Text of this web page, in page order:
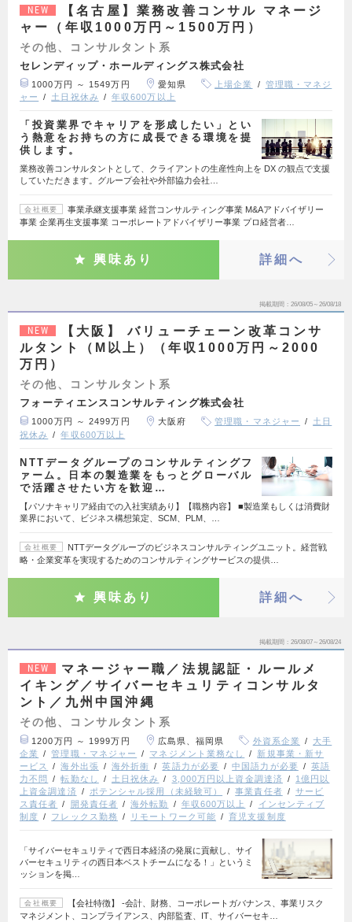
NEW
【名古屋】業務改善コンサル マネージ
ャー（年収1000万円～1500万円）
その他、コンサルタント系
セレンディップ・ホールディングス株式会社
1000万円 ～ 1549万円 愛知県 上場企業
管理職・マネジ
ャー
土日祝休み 年収600万以上
「投資業界でキャリアを形成したい」とい
う熱意をお持ちの方に成長できる環境を提
供します。
業務改善コンサルタントとして、クライアントの生産性向上を DX の観点で支援
していただきます。グループ会社や外部協力会社…
会社概要
事業承継支援事業 経営コンサルティング事業 M&Aアドバイザリー
事業 企業再生支援事業 コーポレートアドバイザリー事業 プロ経営者…
興味あり 詳細へ
掲載期間 26/08/05～26/08/18
NEW
【大阪】 バリューチェーン改革コンサ
ルタント（M以上）（年収1000万円～2000
万円）
その他、コンサルタント系
フォーティエンスコンサルティング株式会社
1000万円 ～ 2499万円 大阪府 管理職・マネジャー
土日
祝休み
年収600万以上
NTTデータグループのコンサルティングフ
ァーム。日本の製造業をもっとグローバル
で活躍させたい方を歓迎…
【パソナキャリア経由での入社実績あり】【職務内容】 ■製造業もしくは消費財
業界において、ビジネス構想策定、SCM、PLM、…
会社概要
NTTデータグループのビジネスコンサルティングユニット。経営戦
略・企業変革を実現するためのコンサルティングサービスの提供…
興味あり 詳細へ
掲載期間 26/08/07～26/08/24
NEW
マネージャー職／法規認証・ルールメ
イキング／サイバーセキュリティコンサルタ
ント／九州中国沖縄
その他、コンサルタント系
1200万円 ～ 1999万円 広島県、福岡県 外資系企業
大手
企業
管理職・マネジャー マネジメント業務なし
新規事業・新サ
ービス
海外出張 海外折衝 英語力が必要 中国語力が必要
英語
力不問
転勤なし 土日祝休み 3,000万円以上資金調達済
1億円以
上資金調達済
ポテンシャル採用（未経験可） 事業責任者
サービ
ス責任者
開発責任者 海外転勤 年収600万以上
インセンティブ
制度
フレックス勤務 リモートワーク可能 育児支援制度
「サイバーセキュリティで西日本経済の発展に貢献し、サイ
バーセキュリティの西日本ベストチームになる！」というミ
ッションを掲…
会社概要
【会社特徴】 ‐会計、財務、コーポレートガバナンス、事業リスク
マネジメント、コンプライアンス、内部監査、IT、サイバーセキ…